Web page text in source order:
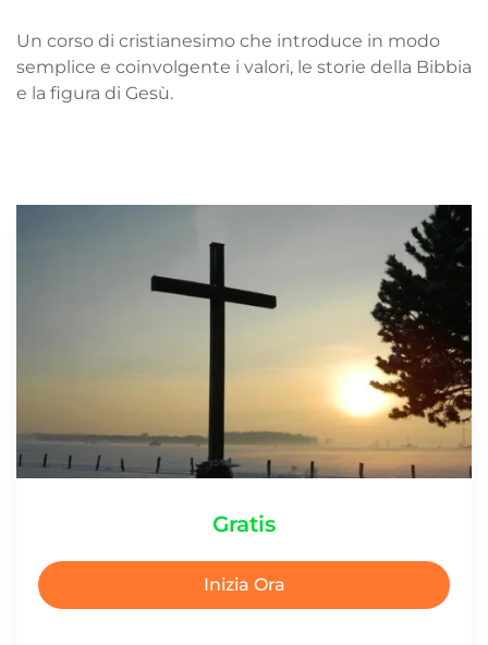
Un corso di cristianesimo che introduce in modo
semplice e coinvolgente i valori, le storie della Bibbia
e la figura di Gesù.
Gratis
Inizia Ora